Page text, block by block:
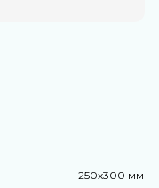
250х300 мм